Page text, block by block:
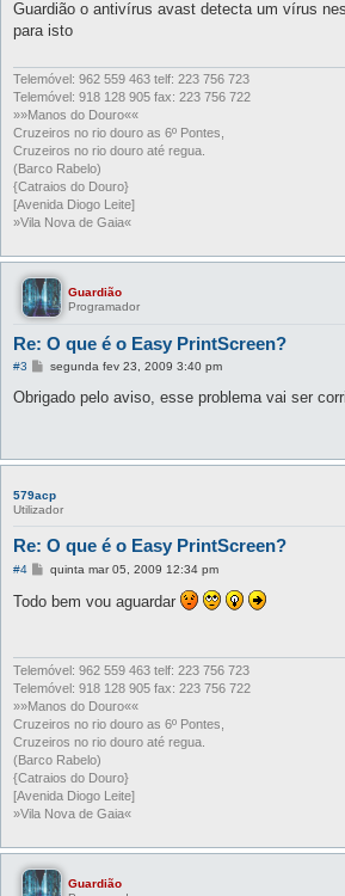
n
a
m
Guardião o antivírus avast detecta um vírus
para isto
Telemóvel: 962 559 463 telf: 223 756 723
Telemóvel: 918 128 905 fax: 223 756 722
»»Manos do Douro««
Cruzeiros no rio douro as 6º Pontes,
Cruzeiros no rio douro até regua.
(Barco Rabelo)
{Catraios do Douro}
[Avenida Diogo Leite]
»Vila Nova de Gaia«
Guardião
Programador
Re: O que é o Easy PrintScreen?
#3
M
n
s
m
segunda fev 23, 2009 3:40 pm
Obrigado pelo aviso, esse problema vai ser
579acp
Utilizador
Re: O que é o Easy PrintScreen?
#4
M
n
s
m
quinta mar 05, 2009 12:34 pm
Todo bem vou aguardar
Telemóvel: 962 559 463 telf: 223 756 723
Telemóvel: 918 128 905 fax: 223 756 722
»»Manos do Douro««
Cruzeiros no rio douro as 6º Pontes,
Cruzeiros no rio douro até regua.
(Barco Rabelo)
{Catraios do Douro}
[Avenida Diogo Leite]
»Vila Nova de Gaia«
Guardião